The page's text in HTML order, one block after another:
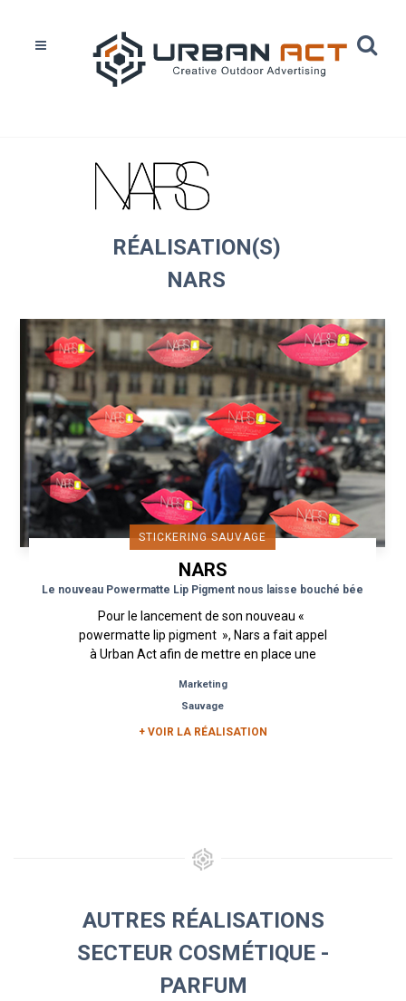
RÉALISATION(S)
NARS
STICKERING SAUVAGE
NARS
Le nouveau Powermatte Lip Pigment nous laisse bouché bée
Pour le lancement de son nouveau «
powermatte lip pigment », Nars a fait appel
à Urban Act afin de mettre en place une
Marketing
Sauvage
+ VOIR LA RÉALISATION
AUTRES RÉALISATIONS
SECTEUR COSMÉTIQUE -
PARFUM